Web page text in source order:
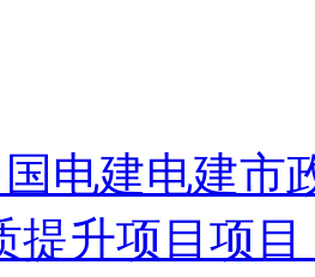
电建电建市
提升项目项